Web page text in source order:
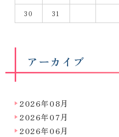
30 31
アーカイブ
2026年08月
2026年07月
2026年06月